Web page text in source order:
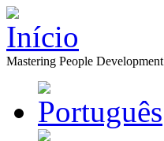
Mastering People Development